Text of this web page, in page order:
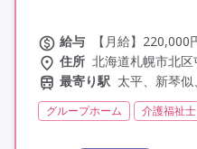
給与
【月給】220,000
住所 北海道札幌市北
最寄り駅 太平、新琴
グループホーム 介護福祉士